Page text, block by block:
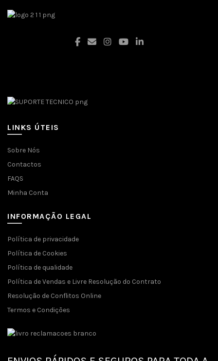
LINKS ÚTEIS
Sobre Nós
Contactos
FAQS
Minha Conta
INFORMAÇÃO LEGAL
Política de privacidade
Política de Cookies
Política de qualidade
Política de Vendas e Livre Resolução do Contrato
Resolução de Conflitos Online
Termos e Condições